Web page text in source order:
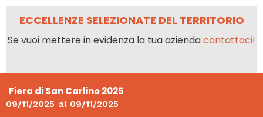
ECCELLENZE SELEZIONATE DEL TERRITORIO
Se vuoi mettere in evidenza la tua aziendacontattaci!
Fiera di San Carlino 2025
09/11/2025 al 09/11/2025